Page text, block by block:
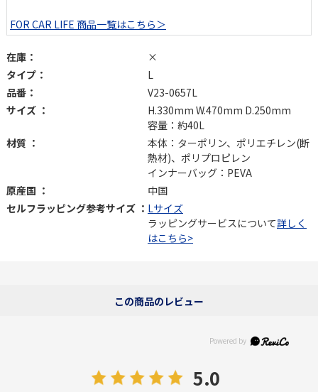
FOR CAR LIFE 商品一覧はこちら＞
在庫：
×
タイプ：
L
品番：
V23-0657L
サイズ ：
H.330mm W.470mm D.250mm
容量：約40L
材質 ：
本体：ターポリン、ポリエチレン(断
熱材)、ポリプロピレン
インナーバッグ：PEVA
原産国 ：
中国
セルフラッピング参考サイズ ： Lサイズ
ラッピングサービスについて詳しく
はこちら>
この商品のレビュー
5.0